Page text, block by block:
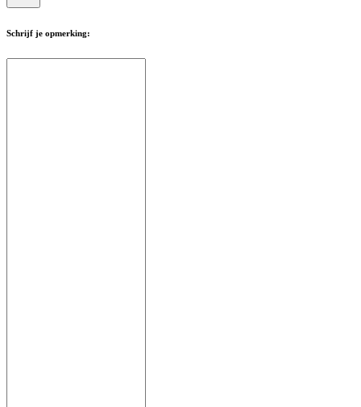
Schrijf je opmerking: